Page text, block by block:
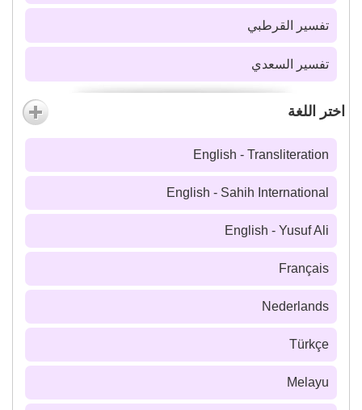
تفسير القرطبي
تفسير السعدي
اختر اللغة
English - Transliteration
English - Sahih International
English - Yusuf Ali
Français
Nederlands
Türkçe
Melayu